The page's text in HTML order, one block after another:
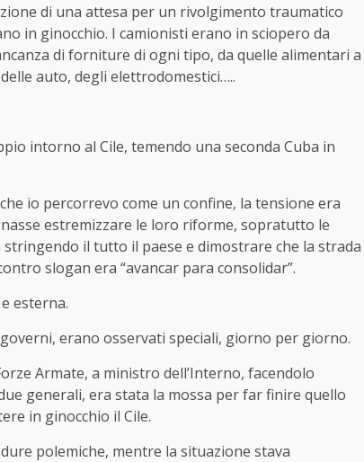
di una attesa per un rivolgimento traumatico
in ginocchio. I camionisti erano in sciopero da
di forniture di ogni tipo, da quelle alimentari a
auto, degli elettrodomestici…..
intorno al Cile, temendo una seconda Cuba in
io percorrevo come un confine, la tensione era
estremizzare le loro riforme, sopratutto le
il tutto il paese e dimostrare che la strada
slogan era “avancar para consolidar”.
esterna.
erano osservati speciali, giorno per giorno.
Armate, a ministro dell’Interno, facendolo
generali, era stata la mossa per far finire quello
in ginocchio il Cile.
polemiche, mentre la situazione stava